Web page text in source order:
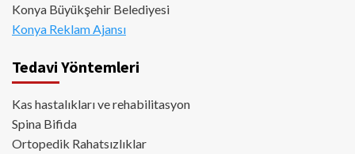
Konya Büyükşehir Belediyesi
Konya Reklam Ajansı
Tedavi Yöntemleri
Kas hastalıkları ve rehabilitasyon
Spina Bifida
Ortopedik Rahatsızlıklar